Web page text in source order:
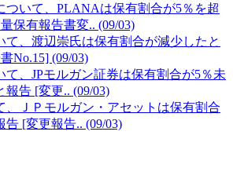
ついて、PLANAは保有割合が5％を超
保有報告書変.. (09/03)
て、渡辺崇氏は保有割合が減少したと
No.15] (09/03)
て、JPモルガン証券は保有割合が5％未
報告 [変更.. (09/03)
、ＪＰモルガン・アセットは保有割合
告 [変更報告.. (09/03)